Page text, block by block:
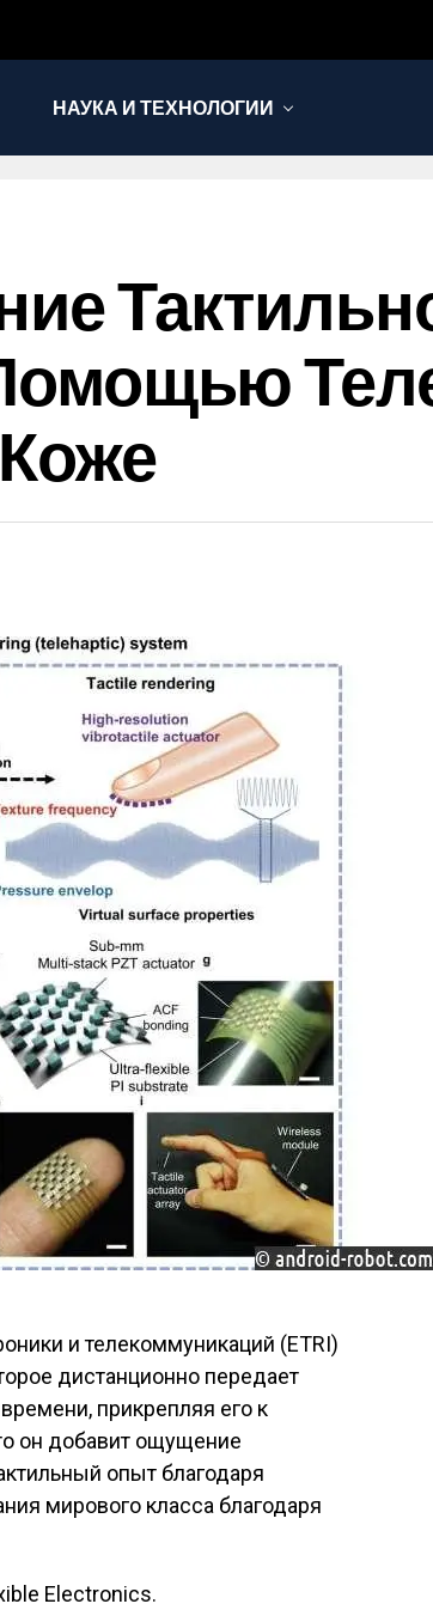
НАУКА И ТЕХНОЛОГИИ
и телекоммуникаций (ETRI)
дистанционно передает
прикрепляя его к
он добавит ощущение
опыт благодаря
мирового класса благодаря
Electronics.